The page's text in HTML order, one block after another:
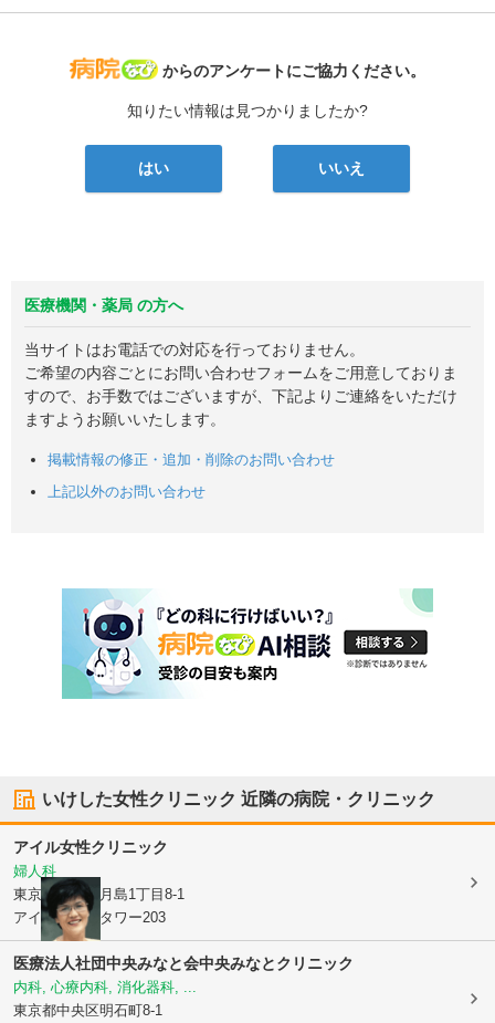
病院なび
からのアンケートにご協力ください。
知りたい情報は見つかりましたか?
はい いいえ
医療機関・薬局 の方へ
当サイトはお電話での対応を行っておりません。
ご希望の内容ごとにお問い合わせフォームをご用意しておりま
すので、お手数ではございますが、下記よりご連絡をいただけ
ますようお願いいたします。
掲載情報の修正・追加・削除のお問い合わせ
上記以外のお問い合わせ
いけした女性クリニック 近隣の病院・クリニック
アイル女性クリニック
婦人科
東京都中央区 月島1丁目8-1
アイ・マークタワー203
医療法人社団中央みなと会中央みなとクリニック
内科, 心療内科, 消化器科, ...
東京都中央区明石町8-1